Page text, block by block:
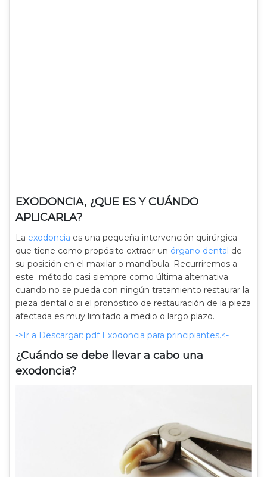
EXODONCIA, ¿QUE ES Y CUÁNDO
APLICARLA?
La exodoncia es una pequeña intervención quirúrgica
que tiene como propósito extraer un órgano dental de
su posición en el maxilar o mandíbula. Recurriremos a
este método casi siempre como última alternativa
cuando no se pueda con ningún tratamiento restaurar la
pieza dental o si el pronóstico de restauración de la pieza
afectada es muy limitado a medio o largo plazo.
->Ir a Descargar: pdf Exodoncia para principiantes.<-
¿Cuándo se debe llevar a cabo una
exodoncia?